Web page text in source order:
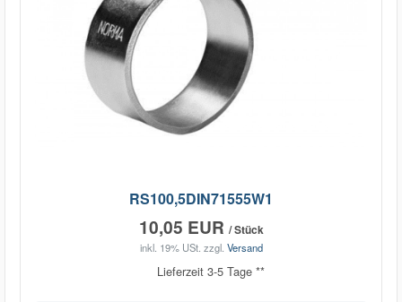
RS100,5DIN71555W1
10,05 EUR / Stück
inkl. 19% USt. zzgl. Versand
Lieferzeit 3-5 Tage **